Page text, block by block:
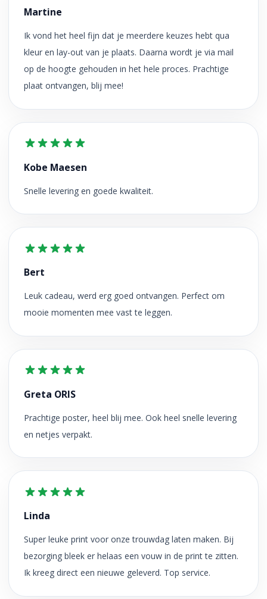
Martine
Ik vond het heel fijn dat je meerdere keuzes hebt qua
kleur en lay-out van je plaats. Daarna wordt je via mail
op de hoogte gehouden in het hele proces. Prachtige
plaat ontvangen, blij mee!
Kobe Maesen
Snelle levering en goede kwaliteit.
Bert
Leuk cadeau, werd erg goed ontvangen. Perfect om
mooie momenten mee vast te leggen.
Greta ORIS
Prachtige poster, heel blij mee. Ook heel snelle levering
en netjes verpakt.
Linda
Super leuke print voor onze trouwdag laten maken. Bij
bezorging bleek er helaas een vouw in de print te zitten.
Ik kreeg direct een nieuwe geleverd. Top service.